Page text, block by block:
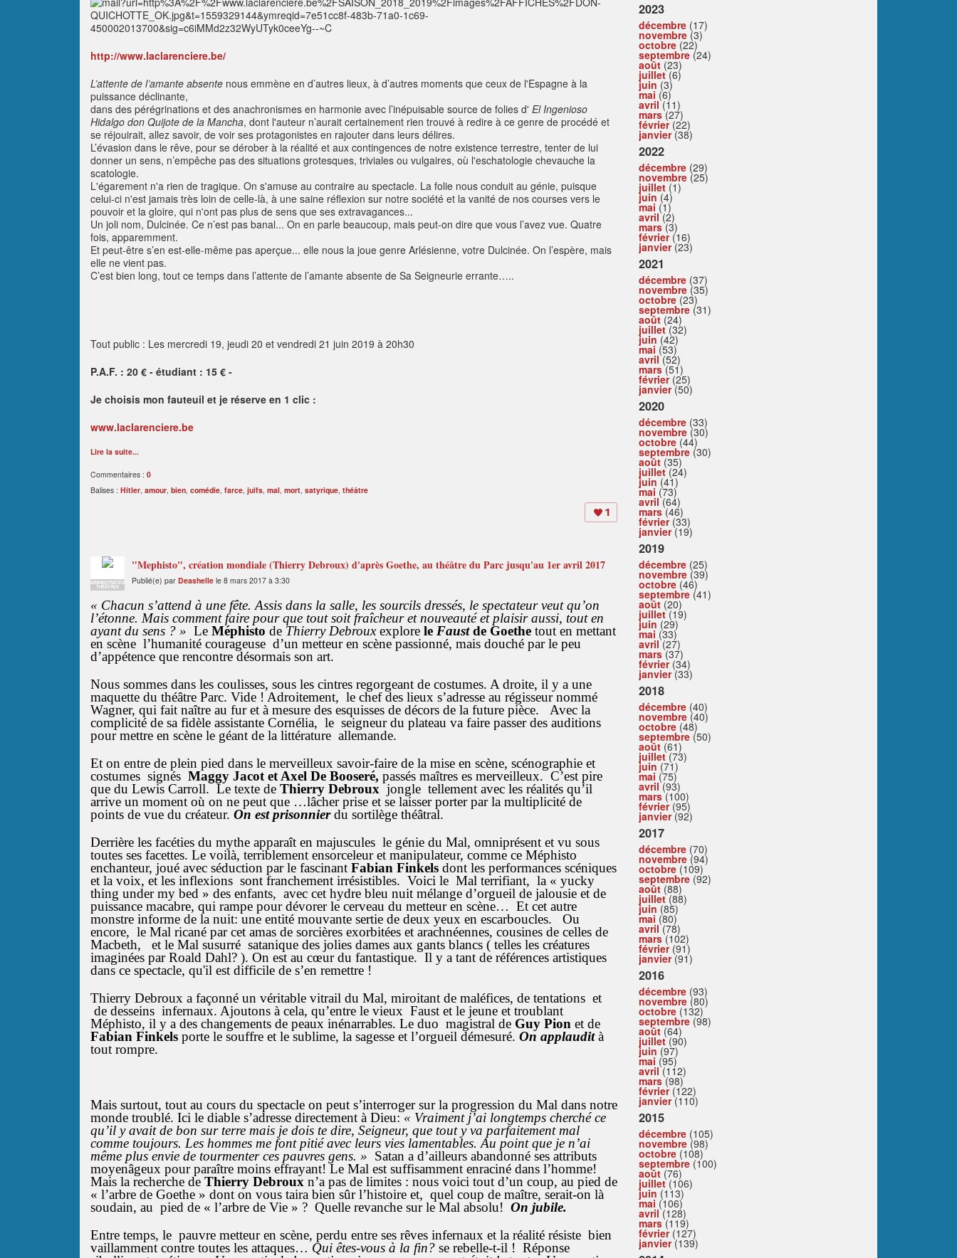
http://www.laclarenciere.be/
L’attente de l’amante absente nous emmène en d’autres lieux, à d’autres moments que ceux de l'Espagne à la
puissance déclinante,
dans des pérégrinations et des anachronismes en harmonie avec l’inépuisable source de folies d' El Ingenioso
Hidalgo don Quijote de la Mancha, dont l'auteur n’aurait certainement rien trouvé à redire à ce genre de procédé et
se réjouirait, allez savoir, de voir ses protagonistes en rajouter dans leurs délires.
L’évasion dans le rêve, pour se dérober à la réalité et aux contingences de notre existence terrestre, tenter de lui
donner un sens, n’empêche pas des situations grotesques, triviales ou vulgaires, où l'eschatologie chevauche la
scatologie.
L'égarement n'a rien de tragique. On s'amuse au contraire au spectacle. La folie nous conduit au génie, puisque
celui-ci n'est jamais très loin de celle-là, à une saine réflexion sur notre société et la vanité de nos courses vers le
pouvoir et la gloire, qui n'ont pas plus de sens que ses extravagances...
Un joli nom, Dulcinée. Ce n’est pas banal... On en parle beaucoup, mais peut-on dire que vous l’avez vue. Quatre
fois, apparemment.
Et peut-être s’en est-elle-même pas aperçue... elle nous la joue genre Arlésienne, votre Dulcinée. On l’espère, mais
elle ne vient pas.
C’est bien long, tout ce temps dans l’attente de l’amante absente de Sa Seigneurie errante…..
Tout public : Les mercredi 19, jeudi 20 et vendredi 21 juin 2019 à 20h30
P.A.F. : 20 € - étudiant : 15 € -
Je choisis mon fauteuil et je réserve en 1 clic :
www.laclarenciere.be
Lire la suite...
Commentaires : 0
Balises : Hitler, amour, bien, comédie, farce, juifs, mal, mort, satyrique, théâtre
1
ADMINISTRATEUR
THÉÂTRES
"Mephisto", création mondiale (Thierry Debroux) d'après Goethe, au théâtre du Parc jusqu'au 1er avril 2017
Publié(e) par Deashelle le 8 mars 2017 à 3:30
« Chacun s’attend à une fête. Assis dans la salle, les sourcils dressés, le spectateur veut qu’on
l’étonne. Mais comment faire pour que tout soit fraîcheur et nouveauté et plaisir aussi, tout en
ayant du sens ? » Le Méphisto de Thierry Debrouxexplore le Faustde Goethe tout en mettant
en scène l’humanité courageuse d’un metteur en scène passionné, mais douché par le peu
d’appétence que rencontre désormais son art.
Nous sommes dans les coulisses, sous les cintres regorgeant de costumes. A droite, il y a une
maquette du théâtre Parc. Vide ! Adroitement, le chef des lieux s’adresse au régisseur nommé
Wagner, qui fait naître au fur et à mesure des esquisses de décors de la future pièce. Avec la
complicité de sa fidèle assistante Cornélia, le seigneur du plateau va faire passer des auditions
pour mettre en scène le géant de la littérature allemande.
Et on entre de plein pied dans le merveilleux savoir-faire de la mise en scène, scénographie et
costumes signés Maggy Jacot et Axel De Booseré, passés maîtres es merveilleux. C’est pire
que du Lewis Carroll. Le texte de Thierry Debroux jongle tellement avec les réalités qu’il
arrive un moment où on ne peut que …lâcher prise et se laisser porter par la multiplicité de
points de vue du créateur. On est prisonnierdu sortilège théâtral.
Derrière les facéties du mythe apparaît en majuscules le génie du Mal, omniprésent et vu sous
toutes ses facettes. Le voilà, terriblement ensorceleur et manipulateur, comme ce Méphisto
enchanteur, joué avec séduction par le fascinant Fabian Finkels dont les performances scéniques
et la voix, et les inflexions sont franchement irrésistibles. Voici le Mal terrifiant, la « yucky
thing under my bed » des enfants, avec cet hydre bleu nuit mélange d’orgueil de jalousie et de
puissance macabre, qui rampe pour dévorer le cerveau du metteur en scène… Et cet autre
monstre informe de la nuit: une entité mouvante sertie de deux yeux en escarboucles. Ou
encore, le Mal ricané par cet amas de sorcières exorbitées et arachnéennes, cousines de celles de
Macbeth, et le Mal susurré satanique des jolies dames aux gants blancs ( telles les créatures
imaginées par Roald Dahl? ). On est au cœur du fantastique. Il y a tant de références artistiques
dans ce spectacle, qu'il est difficile de s’en remettre !
Thierry Debroux a façonné un véritable vitrail du Mal, miroitant de maléfices, de tentations et
de desseins infernaux. Ajoutons à cela, qu’entre le vieux Faust et le jeune et troublant
Méphisto, il y a des changements de peaux inénarrables. Le duo magistral de Guy Pion et de
Fabian Finkels porte le souffre et le sublime, la sagesse et l’orgueil démesuré. On applaudità
tout rompre.
Mais surtout, tout au cours du spectacle on peut s’interroger sur la progression du Mal dans notre
monde troublé. Ici le diable s’adresse directement à Dieu: « Vraiment j’ai longtemps cherché ce
qu’il y avait de bon sur terre mais je dois te dire, Seigneur, que tout y va parfaitement mal
comme toujours. Les hommes me font pitié avec leurs vies lamentables. Au point que je n’ai
même plus envie de tourmenter ces pauvres gens. » Satan a d’ailleurs abandonné ses attributs
moyenâgeux pour paraître moins effrayant! Le Mal est suffisamment enraciné dans l’homme!
Mais la recherche de Thierry Debroux n’a pas de limites : nous voici tout d’un coup, au pied de
« l’arbre de Goethe » dont on vous taira bien sûr l’histoire et, quel coup de maître, serait-on là
soudain, au pied de « l’arbre de Vie » ? Quelle revanche sur le Mal absolu! On jubile.
Entre temps, le pauvre metteur en scène, perdu entre ses rêves infernaux et la réalité résiste bien
vaillamment contre toutes les attaques… Qui êtes-vous à la fin? se rebelle-t-il ! Réponse
2023
décembre (17)
novembre (3)
octobre (22)
septembre (24)
août (23)
juillet(6)
juin (3)
mai (6)
avril(11)
mars(27)
février(22)
janvier(38)
2022
décembre (29)
novembre (25)
juillet (1)
juin (4)
mai (1)
avril(2)
mars(3)
février(16)
janvier(23)
2021
décembre (37)
novembre (35)
octobre (23)
septembre (31)
août (24)
juillet(32)
juin (42)
mai (53)
avril(52)
mars(51)
février(25)
janvier(50)
2020
décembre (33)
novembre (30)
octobre (44)
septembre (30)
août (35)
juillet(24)
juin (41)
mai (73)
avril(64)
mars(46)
février(33)
janvier(19)
2019
décembre (25)
novembre (39)
octobre (46)
septembre (41)
août (20)
juillet(19)
juin (29)
mai (33)
avril(27)
mars(37)
février(34)
janvier(33)
2018
décembre (40)
novembre (40)
octobre (48)
septembre (50)
août (61)
juillet(73)
juin (71)
mai (75)
avril(93)
mars(100)
février(95)
janvier(92)
2017
décembre (70)
novembre (94)
octobre (109)
septembre (92)
août (88)
juillet(88)
juin (85)
mai (80)
avril(78)
mars(102)
février(91)
janvier(91)
2016
décembre (93)
novembre (80)
octobre (132)
septembre (98)
août (64)
juillet(90)
juin (97)
mai (95)
avril(112)
mars(98)
février(122)
janvier(110)
2015
décembre (105)
novembre (98)
octobre (108)
septembre (100)
août (76)
juillet(106)
juin (113)
mai (106)
avril(128)
mars(119)
février(127)
janvier(139)